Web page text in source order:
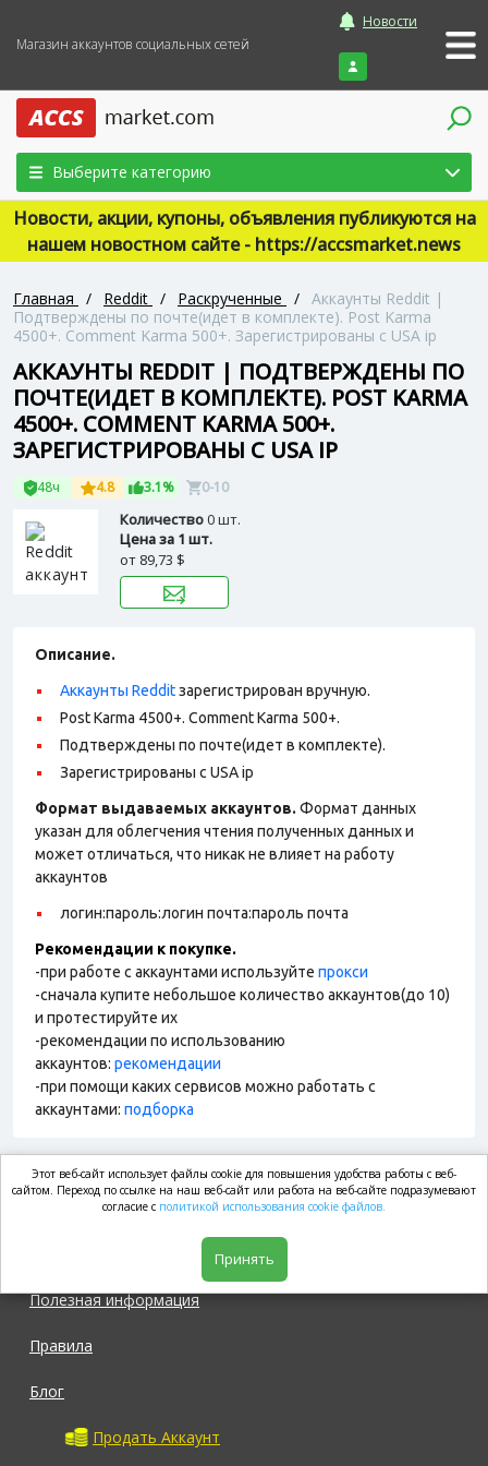
Магазин аккаунтов социальных сетей
Новости
Войти
Выберите категорию
Новости, акции, купоны, объявления публикуются на
нашем новостном сайте - https://accsmarket.news
Главная / Reddit / Раскрученные / Аккаунты Reddit |
Подтверждены по почте(идет в комплекте). Post Karma
4500+. Comment Karma 500+. Зарегистрированы с USA ip
АККАУНТЫ REDDIT | ПОДТВЕРЖДЕНЫ ПО
ПОЧТЕ(ИДЕТ В КОМПЛЕКТЕ). POST KARMA
4500+. COMMENT KARMA 500+.
ЗАРЕГИСТРИРОВАНЫ С USA IP
48ч 4.8 3.1% 0-10
Количество0 шт.
Цена за 1 шт.
от 89,73 $
Описание.
Аккаунты Redditзарегистрирован вручную.
Post Karma 4500+. Comment Karma 500+.
Подтверждены по почте(идет в комплекте).
Зарегистрированы с USA ip
Формат выдаваемых аккаунтов. Формат данных
указан для облегчения чтения полученных данных и
может отличаться, что никак не влияет на работу
аккаунтов
логин:пароль:логин почта:пароль почта
Рекомендации к покупке.
-при работе с аккаунтами используйте прокси
-сначала купите небольшое количество аккаунтов(до 10)
и протестируйте их
-рекомендации по использованию
аккаунтов: рекомендации
-при помощи каких сервисов можно работать с
аккаунтами: подборка
market.com
Полезная информация
Правила
Блог
Продать Аккаунт
Этот веб-сайт использует файлы cookie для повышения удобства работы с веб-
сайтом. Переход по ссылке на наш веб-сайт или работа на веб-сайте подразумевают
согласие с политикой использования cookie файлов.
Принять